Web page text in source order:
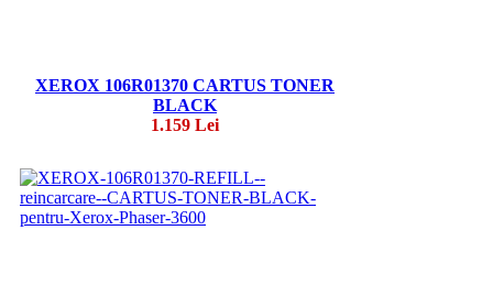
XEROX 106R01370 CARTUS TONER
BLACK
1.159 Lei